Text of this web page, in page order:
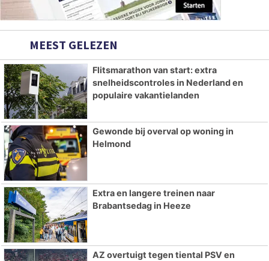
MEEST GELEZEN
Flitsmarathon van start: extra
snelheidscontroles in Nederland en
populaire vakantielanden
Gewonde bij overval op woning in
Helmond
Extra en langere treinen naar
Brabantsedag in Heeze
AZ overtuigt tegen tiental PSV en